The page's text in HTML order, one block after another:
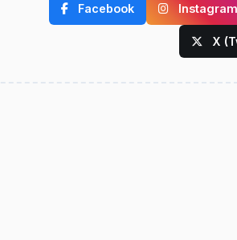
Facebook Instagram
X